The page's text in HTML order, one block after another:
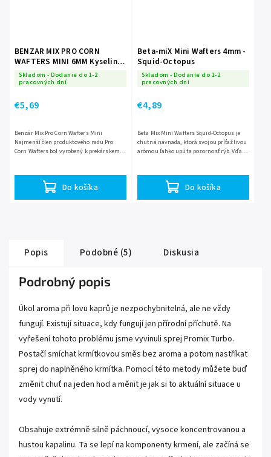
BENZAR MIX PRO CORN
WAFTERS MINI 6MM Kyselina
maslová
Skladom - Dodanie do 1-2
pracovných dní
€5,69
Do košíka
Benzár Mix Pro Corn Wafters Mini
Najmenší člen produktového radu Pro
Corn Wafters bol vyrobený k prekárskemu
Beta-miX Mini Wafters 4mm -
Squid-Octopus
Skladom - Dodanie do 1-2
pracovných dní
€4,89
Do košíka
Beta Mix Mini Wafters Squid-Octopus je
chutná návnada, ktorá svojou príťažlivou
arómou ľahko upúta pozornosť rýb. Vďaka
Popis Podobné (5) Diskusia
Podrobný popis
Úkol aroma při lovu kaprů je nezpochybnitelná, ale ne vždy
fungují. Existují situace, kdy fungují jen přírodní příchutě. Na
vyřešení tohoto problému jsme vyvinuli sprej Promix Turbo.
Postačí smíchat krmítkovou směs bez aroma a potom nastříkat
sprej do naplněného krmítka. Pomocí této metody můžete buď
změnit chuť na jeden hod a měnit je jak si to aktuální situace u
vody vynutí.
Obsahuje extrémně silně páchnoucí, vysoce koncentrovanou a
hustou kapalinu. Ta se lepí na komponenty krmení, ale začíná se